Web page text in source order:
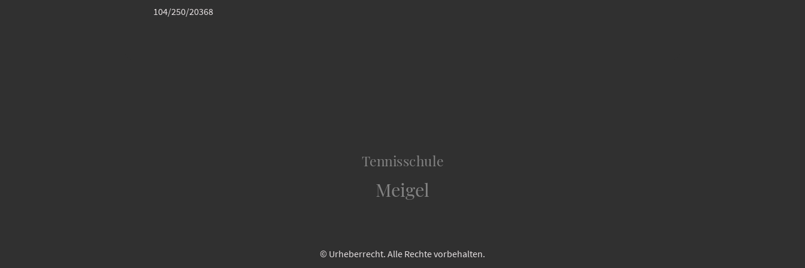
104/250/20368
Tennisschule
Meigel
© Urheberrecht. Alle Rechte vorbehalten.